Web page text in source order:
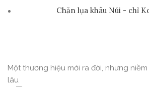
Chăn lụa khâu Núi - chỉ
Một thương hiệu mới ra đời, nhưng
lâu